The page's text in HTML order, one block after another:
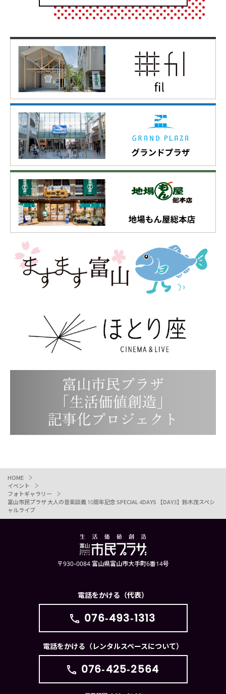
HOME
イベント
フォトギャラリー
富山市民プラザ 大人の音楽談義 10周年記念 SPECIAL 4DAYS 【DAY3】鈴木茂スペシ
ャルライブ
〒930-0084 富山県富山市大手町6番14号
電話をかける（代表）
076-493-1313
電話をかける（レンタルスペースについて）
076-425-2564